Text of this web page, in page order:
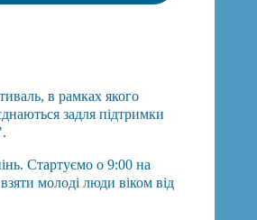
в рамках якого
задля підтримки
Стартуємо о 9:00 на
молоді люди віком від